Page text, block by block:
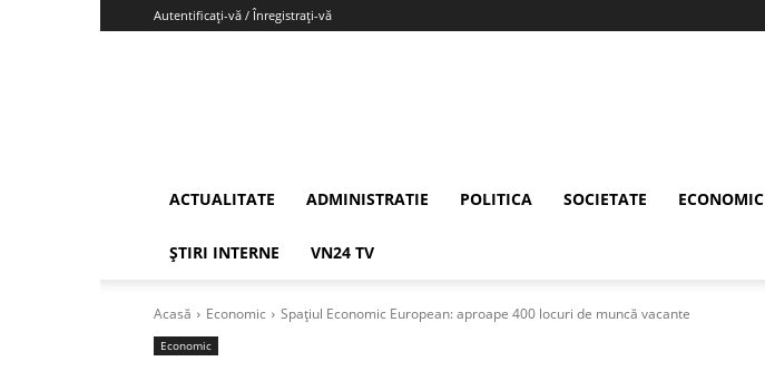
Autentificați-vă / Înregistrați-vă
ACTUALITATE ADMINISTRATIE POLITICA SOCIETATE ECONOMIC
ȘTIRI INTERNE VN24 TV
Acasă Economic Spațiul Economic European: aproape 400 locuri de muncă vacante
Economic